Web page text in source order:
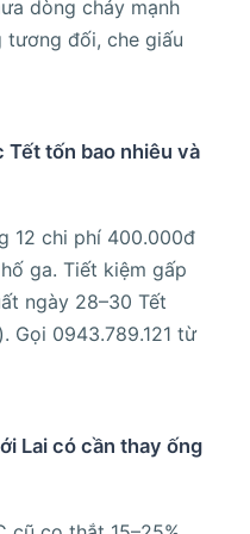
dòng chảy mạnh
đối, che giấu
tốn bao nhiêu và
12 chi phí 400.000đ
ga. Tiết kiệm gấp
ngày 28–30 Tết
Gọi 0943.789.121 từ
Lai có cần thay ống